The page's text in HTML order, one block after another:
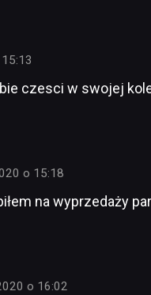
czesci w swojej
o 15:18
na wyprzedaży
o 16:02